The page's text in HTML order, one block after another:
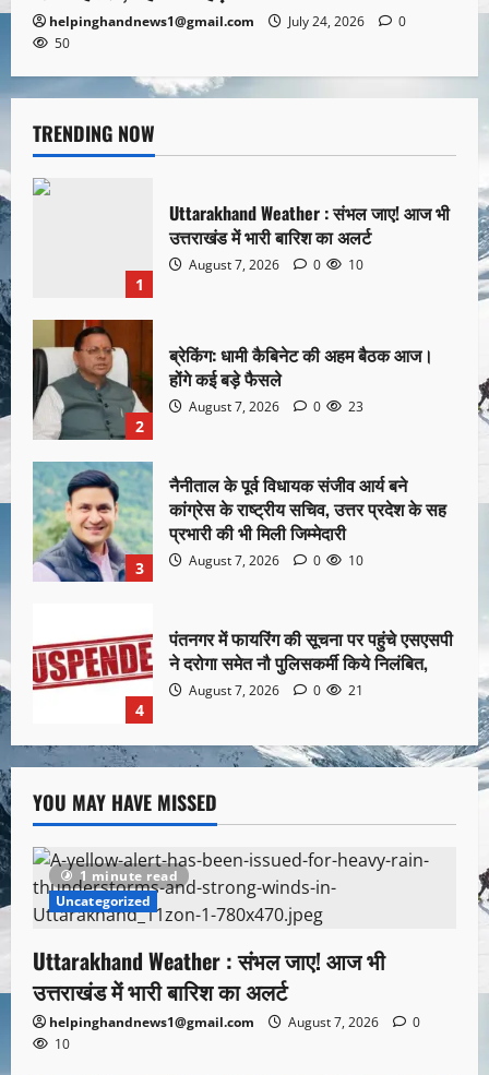
helpinghandnews1@gmail.com July 24, 2026
0
50
TRENDING NOW
1
Uttarakhand Weather : संभल जाए! आज भी
उत्तराखंड में भारी बारिश का अलर्ट
August 7, 2026 0 10
2
ब्रेकिंग: धामी कैबिनेट की अहम बैठक आज।
होंगे कई बड़े फैसले
August 7, 2026 0 23
3
नैनीताल के पूर्व विधायक संजीव आर्य बने
कांग्रेस के राष्ट्रीय सचिव, उत्तर प्रदेश के सह
प्रभारी की भी मिली जिम्मेदारी
August 7, 2026 0 10
4
पंतनगर में फायरिंग की सूचना पर पहुंचे एसएसपी
ने दरोगा समेत नौ पुलिसकर्मी किये निलंबित,
August 7, 2026 0 21
YOU MAY HAVE MISSED
1 minute read
Uncategorized
Uttarakhand Weather : संभल जाए! आज भी
उत्तराखंड में भारी बारिश का अलर्ट
helpinghandnews1@gmail.com August 7, 2026
0
10